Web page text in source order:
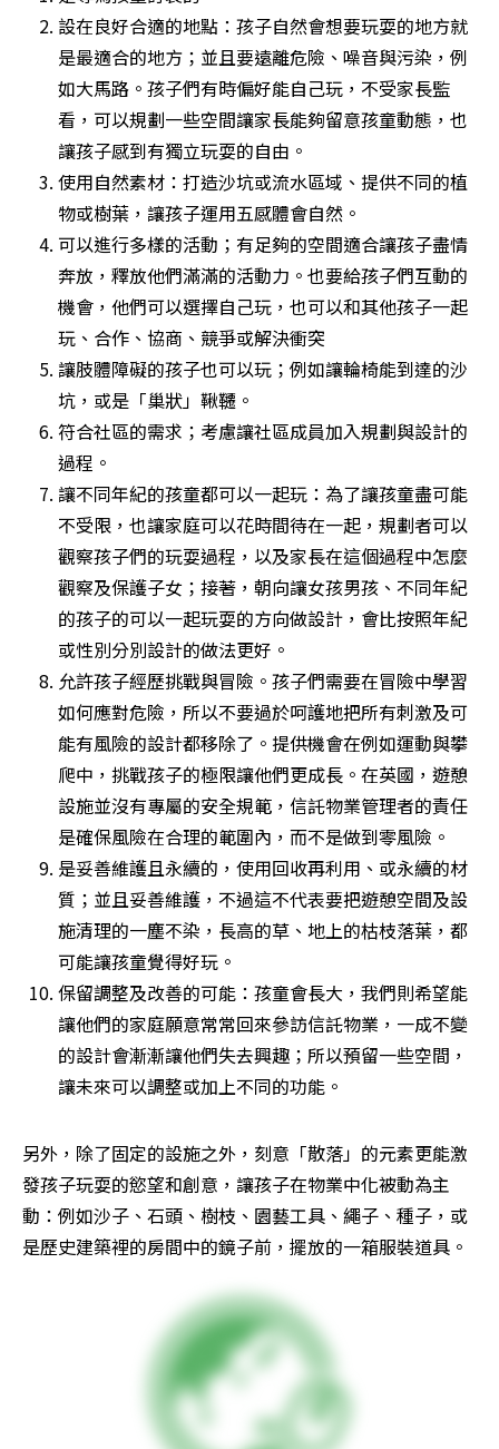
設在良好合適的地點：孩子自然會想要玩耍的地方就
是最適合的地方；並且要遠離危險、噪音與污染，例
如大馬路。孩子們有時偏好能自己玩，不受家長監
看，可以規劃一些空間讓家長能夠留意孩童動態，也
讓孩子感到有獨立玩耍的自由。
使用自然素材：打造沙坑或流水區域、提供不同的植
物或樹葉，讓孩子運用五感體會自然。
可以進行多樣的活動；有足夠的空間適合讓孩子盡情
奔放，釋放他們滿滿的活動力。也要給孩子們互動的
機會，他們可以選擇自己玩，也可以和其他孩子一起
玩、合作、協商、競爭或解決衝突
讓肢體障礙的孩子也可以玩；例如讓輪椅能到達的沙
坑，或是「巢狀」鞦韆。
符合社區的需求；考慮讓社區成員加入規劃與設計的
過程。
讓不同年紀的孩童都可以一起玩：為了讓孩童盡可能
不受限，也讓家庭可以花時間待在一起，規劃者可以
觀察孩子們的玩耍過程，以及家長在這個過程中怎麼
觀察及保護子女；接著，朝向讓女孩男孩、不同年紀
的孩子的可以一起玩耍的方向做設計，會比按照年紀
或性別分別設計的做法更好。
允許孩子經歷挑戰與冒險。孩子們需要在冒險中學習
如何應對危險，所以不要過於呵護地把所有刺激及可
能有風險的設計都移除了。提供機會在例如運動與攀
爬中，挑戰孩子的極限讓他們更成長。在英國，遊憩
設施並沒有專屬的安全規範，信託物業管理者的責任
是確保風險在合理的範圍內，而不是做到零風險。
是妥善維護且永續的，使用回收再利用、或永續的材
質；並且妥善維護，不過這不代表要把遊憩空間及設
施清理的一塵不染，長高的草、地上的枯枝落葉，都
可能讓孩童覺得好玩。
保留調整及改善的可能：孩童會長大，我們則希望能
讓他們的家庭願意常常回來參訪信託物業，一成不變
的設計會漸漸讓他們失去興趣；所以預留一些空間，
讓未來可以調整或加上不同的功能。
另外，除了固定的設施之外，刻意「散落」的元素更能激
發孩子玩耍的慾望和創意，讓孩子在物業中化被動為主
動：例如沙子、石頭、樹枝、園藝工具、繩子、種子，或
是歷史建築裡的房間中的鏡子前，擺放的一箱服裝道具。